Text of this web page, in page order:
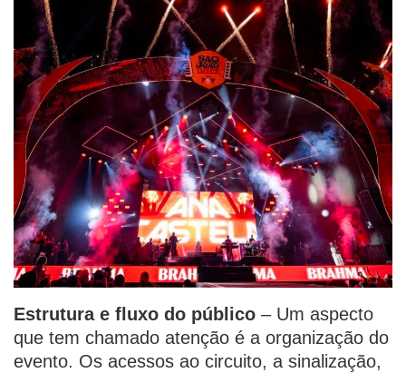
Estrutura e fluxo do público – Um aspecto
que tem chamado atenção é a organização do
evento. Os acessos ao circuito, a sinalização,